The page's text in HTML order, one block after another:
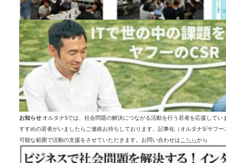
お知らせ オルタナSでは、社会問題の解決につながる活動を行う若者を応援して
すすめの若者がいましたらご連絡お待ちしております。記事化（オルタナS/ヤフ
可能な範囲で活動の支援をさせていただきます。お問い合わせは こちらから